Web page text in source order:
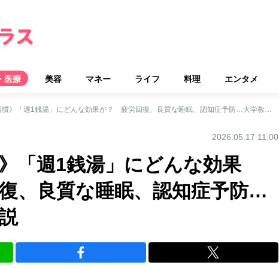
医療 美容 マネー ライフ 料理 エンタメ
《健康新習慣》「週1銭湯」にどんな効果が？ 疲労回復、良質な睡眠、認知症予防…大学教授が解説
2026.05.17 11:00
「週1銭湯」にどんな効果
、良質な睡眠、認知症予防…